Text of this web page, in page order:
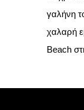
γαλήνη
χαλαρή
Beach